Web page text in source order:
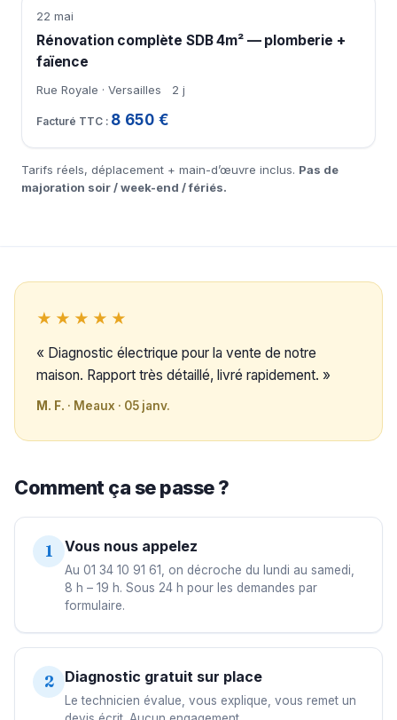
22 mai
Rénovation complète SDB 4m² — plomberie +
faïence
Rue Royale · Versailles 2 j
8 650 €
Tarifs réels, déplacement + main-d’œuvre inclus. Pas de
majoration soir / week-end / fériés.
★★★★★
« Diagnostic électrique pour la vente de notre
maison. Rapport très détaillé, livré rapidement. »
M. F. · Meaux · 05 janv.
Comment ça se passe ?
1 Vous nous appelez
Au 01 34 10 91 61, on décroche du lundi au samedi,
8 h – 19 h. Sous 24 h pour les demandes par
formulaire.
2 Diagnostic gratuit sur place
Le technicien évalue, vous explique, vous remet un